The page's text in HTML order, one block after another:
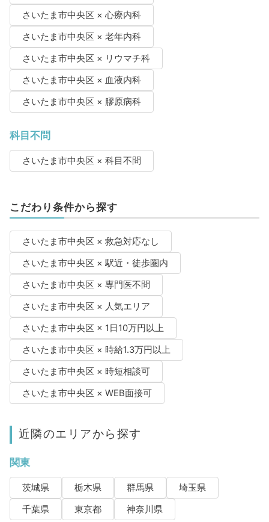
さいたま市中央区 × 心療内科
さいたま市中央区 × 老年内科
さいたま市中央区 × リウマチ科
さいたま市中央区 × 血液内科
さいたま市中央区 × 膠原病科
科目不問
さいたま市中央区 × 科目不問
こだわり条件から探す
さいたま市中央区 × 救急対応なし
さいたま市中央区 × 駅近・徒歩圏内
さいたま市中央区 × 専門医不問
さいたま市中央区 × 人気エリア
さいたま市中央区 × 1日10万円以上
さいたま市中央区 × 時給1.3万円以上
さいたま市中央区 × 時短相談可
さいたま市中央区 × WEB面接可
近隣のエリアから探す
関東
茨城県 栃木県 群馬県
埼玉県
千葉県
東京都 神奈川県